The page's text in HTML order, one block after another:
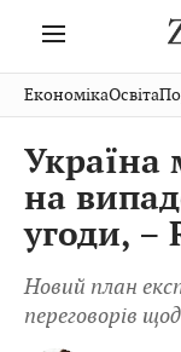
Івано-
Франківськ
Тернопіль
Волинь
Закарпаття
Рівне
ЕкономікаОсвіта
Україна
на
угоди, –
Новий план
переговорів